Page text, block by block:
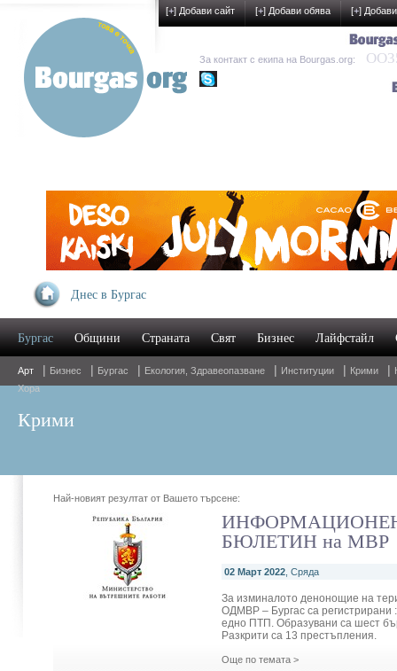
Днес в Бургас
Бургас Общини Страната Свят Бизнес Лайфстайл
Арт | Бизнес | Бургас | Екология, Здравеопазване | Институции | Крими |
Хора
Крими
Най-новият резултат от Вашето търсене:
БЮЛЕТИН на МВР
02 Март 2022 , Сряда
За изминалото денонощие на
ОДМВР – Бургас са регистрирани
едно ПТП. Образувани са шест
Разкрити са 13 престъпления.
Още по темата >
[+] Добави сайт [+] Добави обява [+]
За контакт с екипа на Bourgas.org: